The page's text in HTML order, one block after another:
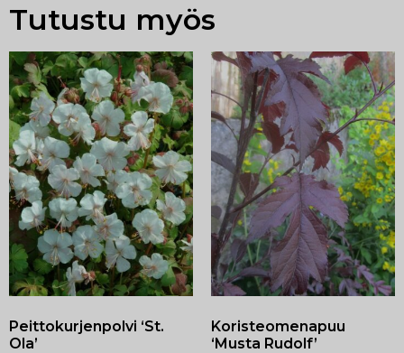
Tutustu myös
Peittokurjenpolvi ‘St.
Ola’
Koristeomenapuu
‘Musta Rudolf’